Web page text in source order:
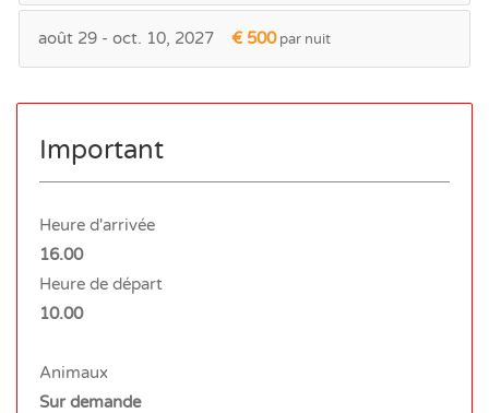
août 29 - oct. 10, 2027 € 500par nuit
Important
Heure d'arrivée
16.00
Heure de départ
10.00
Animaux
Sur demande